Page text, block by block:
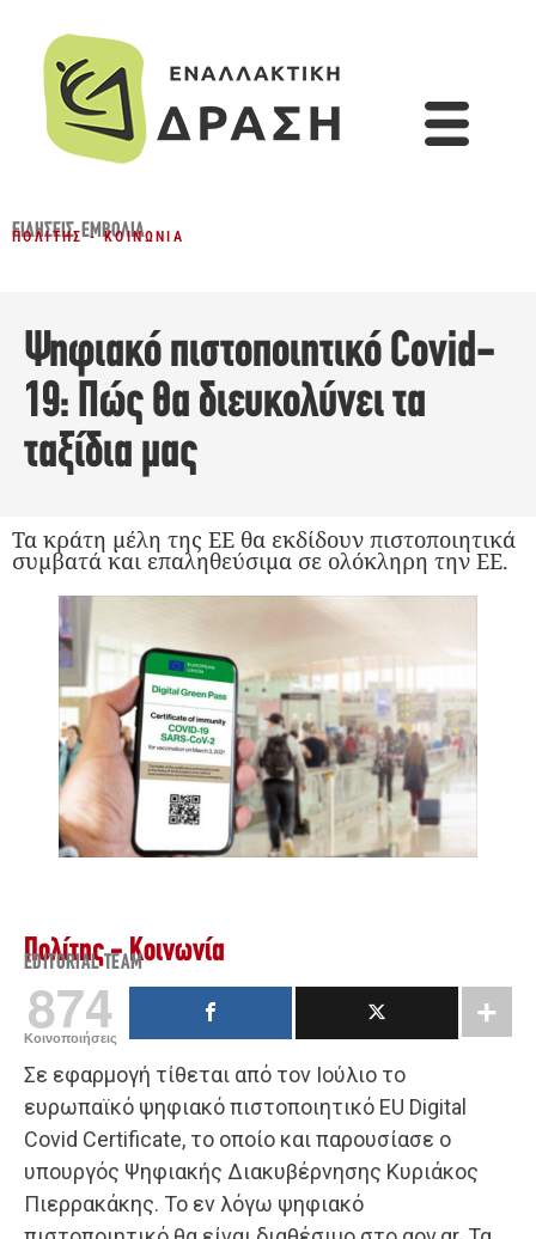
ΕΙΔΉΣΕΙΣ,ΕΜΒΌΛΙΑ
ΠΟΛΊΤΗΣ - ΚΟΙΝΩΝΊΑ
Ψηφιακό πιστοποιητικό Covid-
19: Πώς θα διευκολύνει τα
ταξίδια μας
Τα κράτη μέλη της ΕΕ θα εκδίδουν πιστοποιητικά
συμβατά και επαληθεύσιμα σε ολόκληρη την ΕΕ.
Πολίτης - Κοινωνία
EDITORIAL TEAM
874
Κοινοποιήσεις
Σε εφαρμογή τίθεται από τον Ιούλιο το
ευρωπαϊκό ψηφιακό πιστοποιητικό EU Digital
Covid Certificate, το οποίο και παρουσίασε ο
υπουργός Ψηφιακής Διακυβέρνησης Κυριάκος
Πιερρακάκης. Το εν λόγω ψηφιακό